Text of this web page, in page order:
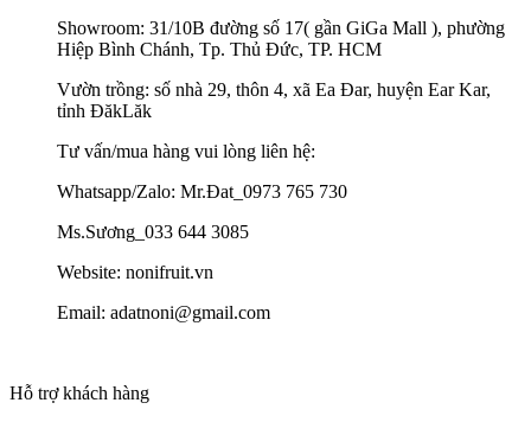
Showroom: 31/10B đường số 17( gần GiGa Mall ), phường
Hiệp Bình Chánh, Tp. Thủ Đức, TP. HCM
Vườn trồng: số nhà 29, thôn 4, xã Ea Đar, huyện Ear Kar,
tỉnh ĐăkLăk
Tư vấn/mua hàng vui lòng liên hệ:
Whatsapp/Zalo: Mr.Đat_0973 765 730
Ms.Sương_033 644 3085
Website: nonifruit.vn
Email: adatnoni@gmail.com
Hỗ trợ khách hàng